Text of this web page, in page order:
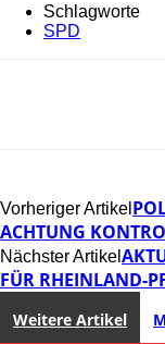
Schlagworte
SPD
Vorheriger Artikel
ACHTUNG
Nächster Artikel
FÜR RHEINLAND-
Weitere Artikel